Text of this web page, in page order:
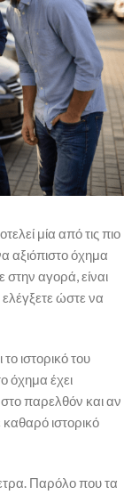
μία από τις πιο
αξιόπιστο όχημα
αγορά, είναι
ώστε να
ιστορικό του
όχημα έχει
στο παρελθόν και αν
ιστορικό
Παρόλο που τα